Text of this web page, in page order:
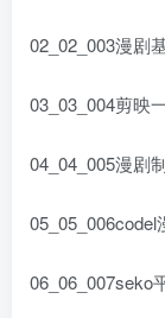
02_02_003漫剧
03_03_004剪映
04_04_005漫剧
06_06_007seko